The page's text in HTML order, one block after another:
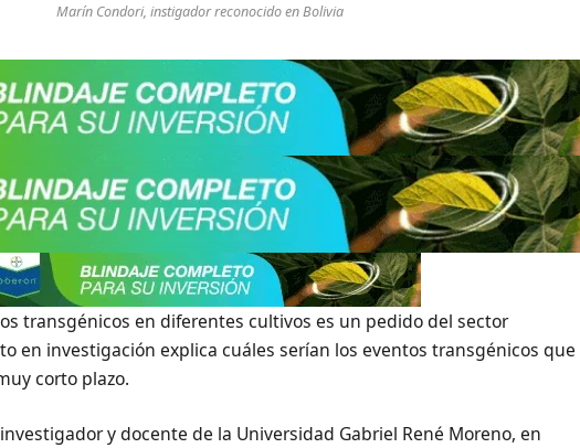
Marín Condori, instigador reconocido en Bolivia
transgénicos en diferentes cultivos es un pedido del sector
en investigación explica cuáles serían los eventos transgénicos que
corto plazo.
y docente de la Universidad Gabriel René Moreno, en